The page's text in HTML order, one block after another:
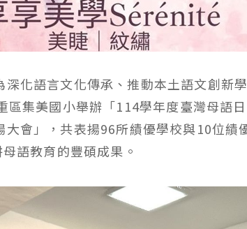
深化語言文化傳承、推動本土語文創新學
區集美國小舉辦「114學年度臺灣母語
會」，共表揚96所績優學校與10位績
語教育的豐碩成果。